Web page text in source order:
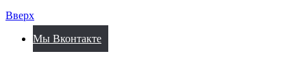
Вверх
Мы Вконтакте